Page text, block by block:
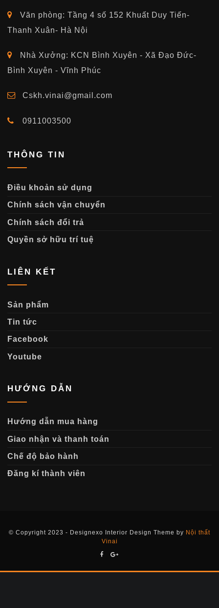
Văn phòng: Tầng 4 số 152 Khuất Duy Tiến-
Thanh Xuân- Hà Nội
Nhà Xưởng: KCN Bình Xuyên - Xã Đạo Đức-
Bình Xuyên - Vĩnh Phúc
Cskh.vinai@gmail.com
0911003500
THÔNG TIN
Điều khoản sử dụng
Chính sách vận chuyển
Chính sách đổi trả
Quyền sở hữu trí tuệ
LIÊN KẾT
Sản phẩm
Tin tức
Facebook
Youtube
HƯỚNG DẪN
Hướng dẫn mua hàng
Giao nhận và thanh toán
Chế độ bảo hành
Đăng kí thành viên
© Copyright 2023 - Designexo Interior Design Theme by Nội thất
Vinai